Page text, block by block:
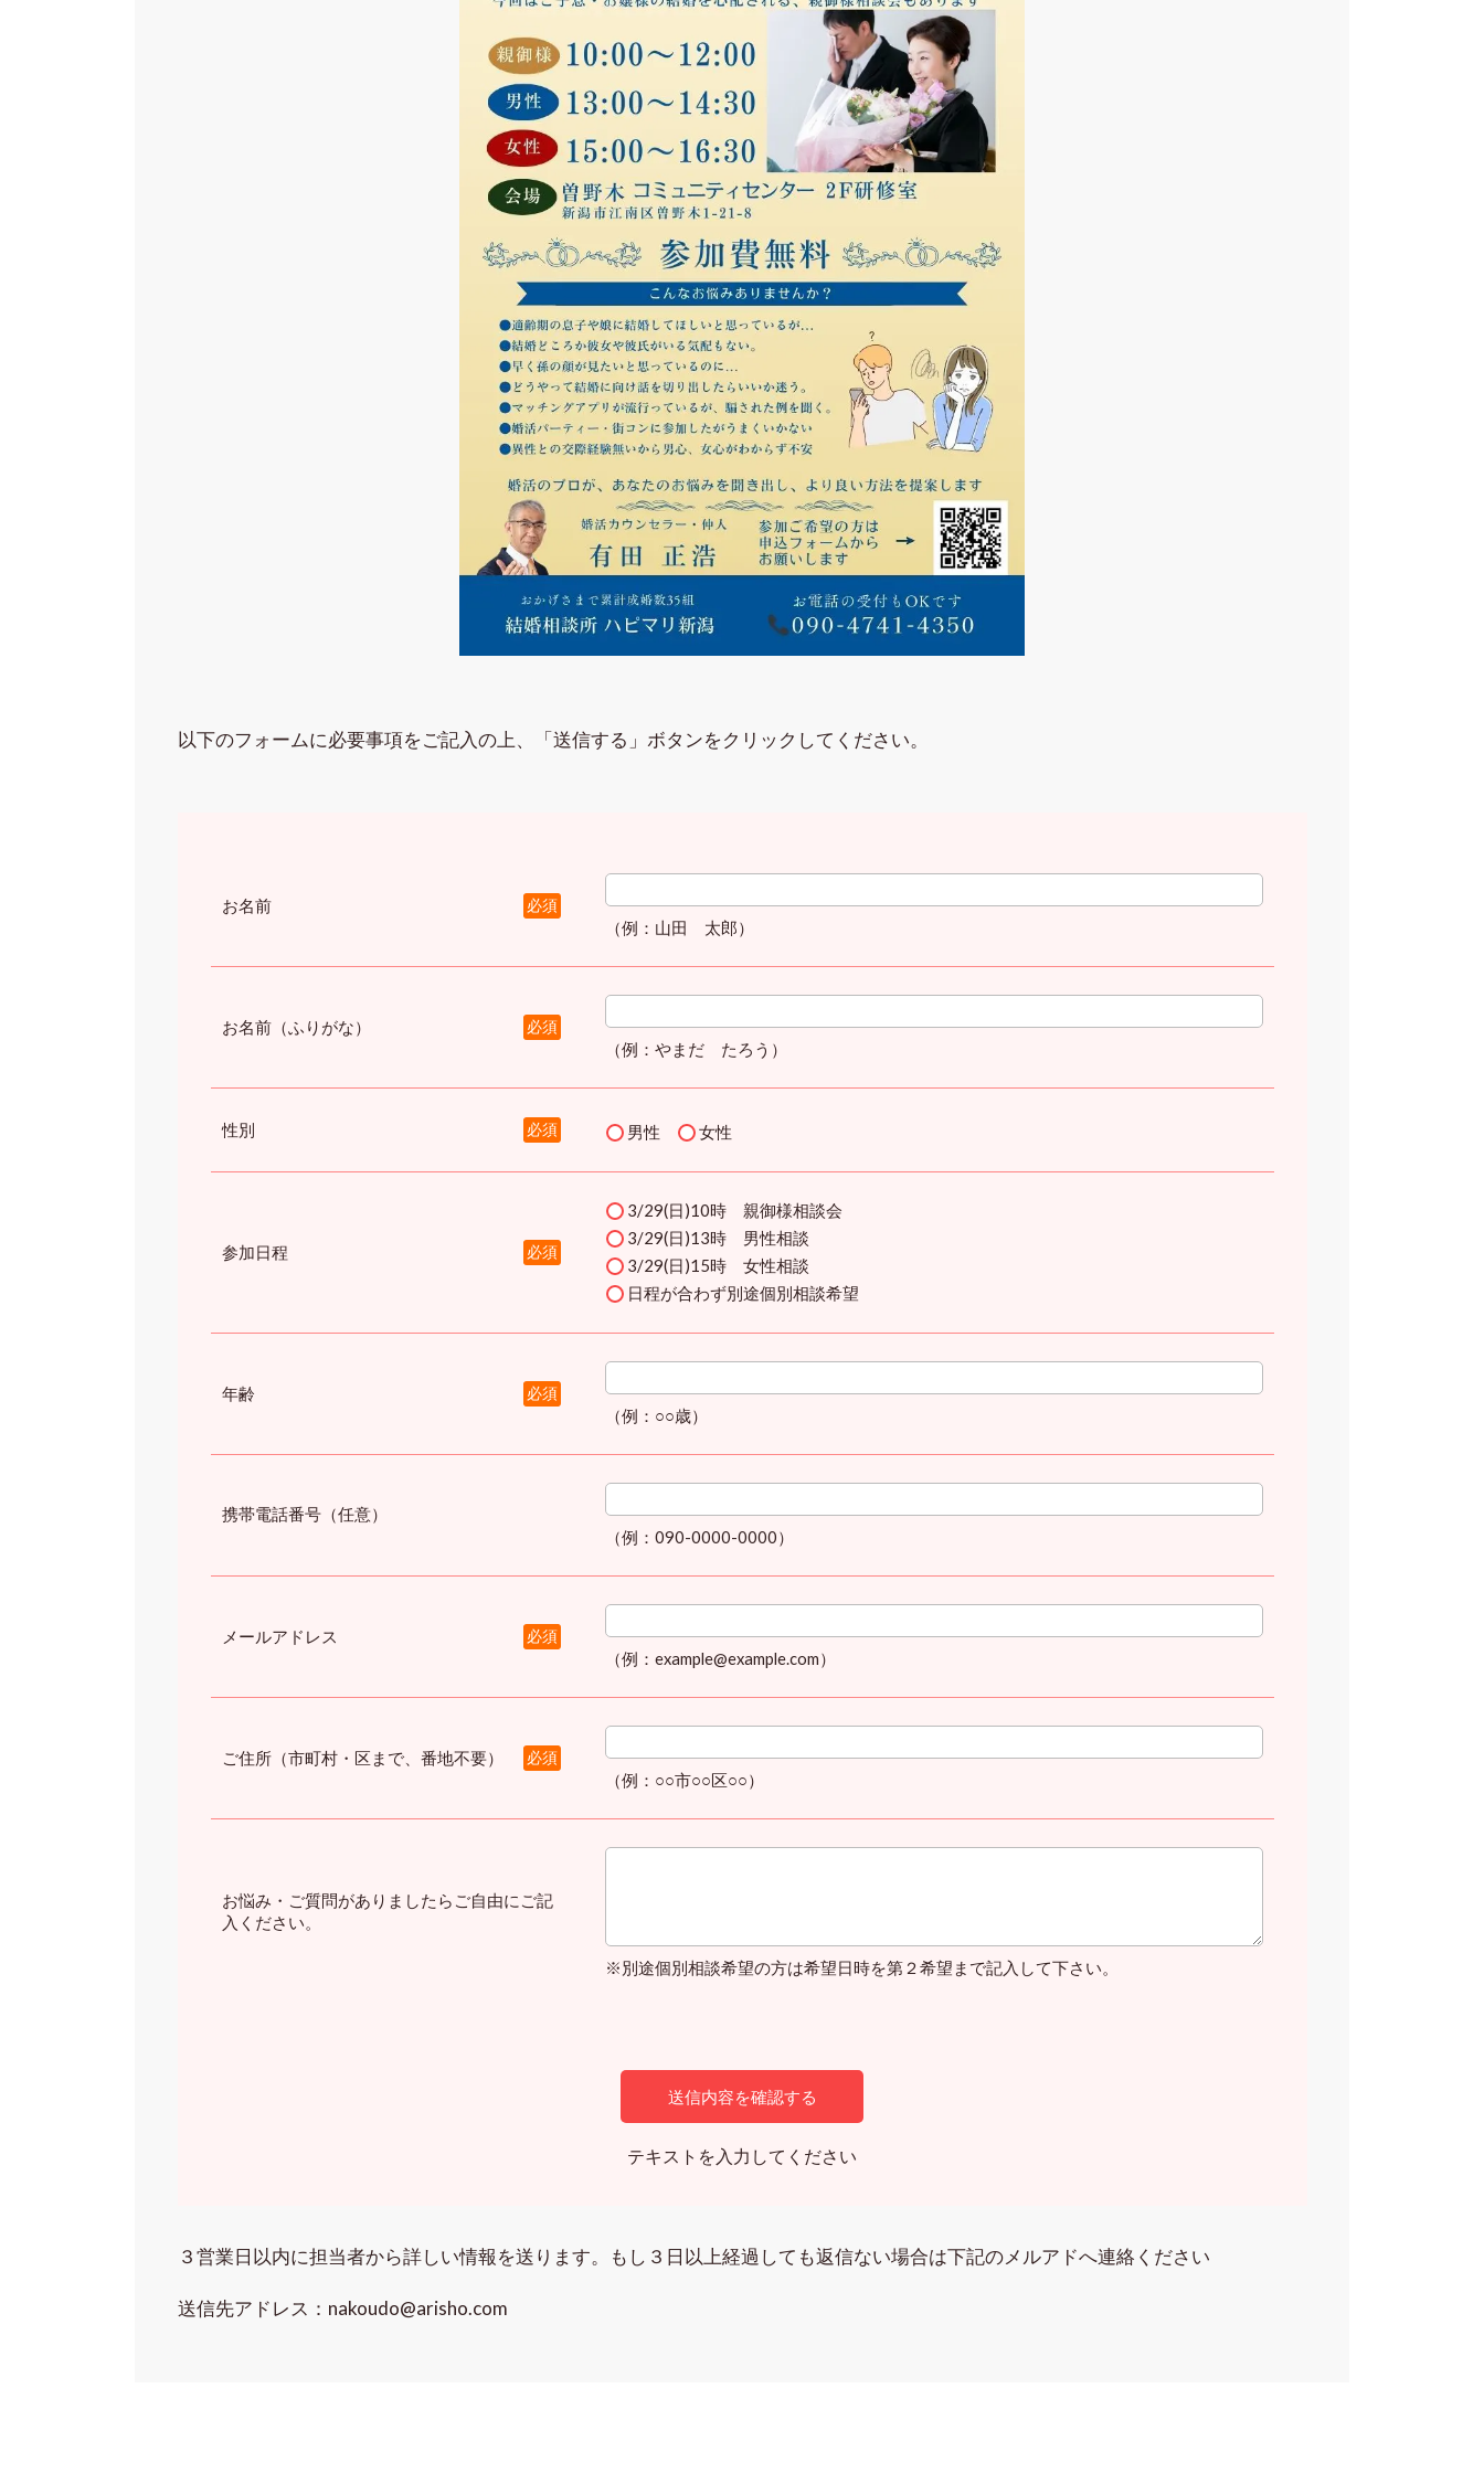
以下のフォームに必要事項をご記入の上、「送信する」ボタンをクリックしてください。
お名前 必須
（例：山田 太郎）
お名前（ふりがな） 必須
（例：やまだ たろう）
性別 必須 男性 女性
参加日程 必須
3/29(日)10時 親御様相談会
3/29(日)13時 男性相談
3/29(日)15時 女性相談
日程が合わず別途個別相談希望
年齢 必須
（例：○○歳）
携帯電話番号（任意）
（例：090-0000-0000）
メールアドレス 必須
（例：example@example.com）
ご住所（市町村・区まで、番地不要） 必須
（例：○○市○○区○○）
お悩み・ご質問がありましたらご自由にご記
入ください。
※別途個別相談希望の方は希望日時を第２希望まで記入して下さい。
テキストを入力してください
３営業日以内に担当者から詳しい情報を送ります。もし３日以上経過しても返信ない場合は下記のメルアドへ連絡ください
送信先アドレス：nakoudo@arisho.com